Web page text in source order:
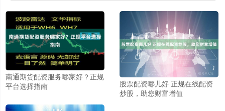
南通期货配资服务哪家好？正规
平台选择指南
股票配资哪儿好 正规在线配资
炒股，助您财富增值